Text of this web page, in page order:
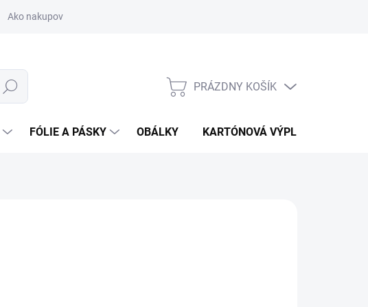
Ako nakupovať
Hľadať
NÁKUPNÝ
PRÁZDNY KOŠÍK
FÓLIE A PÁSKY OBÁLKY KARTÓNOVÁ VÝPLŇ